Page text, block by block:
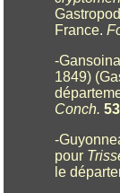
France.
-
1849)
Conch. 53
-
pour
le